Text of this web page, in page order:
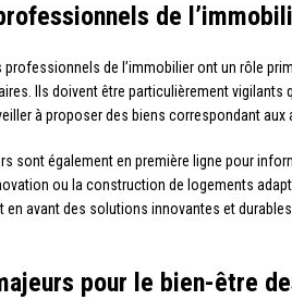
de
professionnels de l’immobilier ont un rôle
Ils doivent être particulièrement vigilants
à proposer des biens correspondant
sont également en première ligne pour
ou la construction de logements
en avant des solutions innovantes et
pour le bien-être